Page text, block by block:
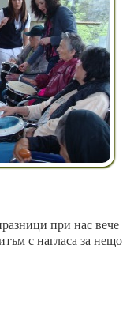
при нас вече
с нагласа за нещо